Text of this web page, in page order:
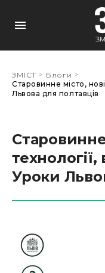
ЗМІСТ > Блоги >
Старовинне місто,
Львова для полтавців
Старовинне
Уроки